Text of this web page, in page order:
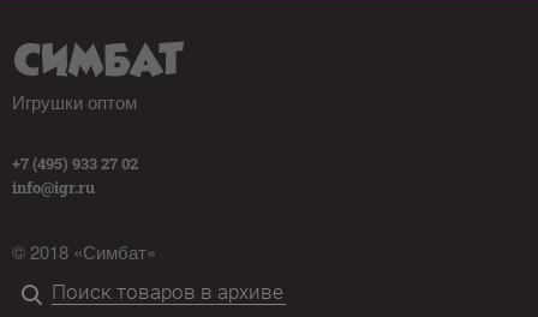
Игрушки оптом
+7 (495) 933 27 02
info@igr.ru
© 2018 «Симбат»